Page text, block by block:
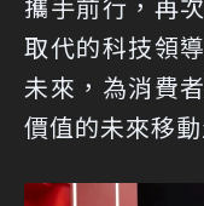
攜手前行，再
取代的科技領
未來，為消費
價值的未來移動